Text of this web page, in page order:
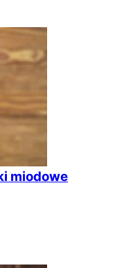
miodowe